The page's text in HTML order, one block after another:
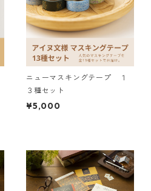
ニューマスキングテープ １
３種セット
¥5,000